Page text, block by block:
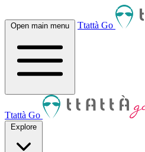
Open main menu Ttattà Go
Ttattà Go
Explore